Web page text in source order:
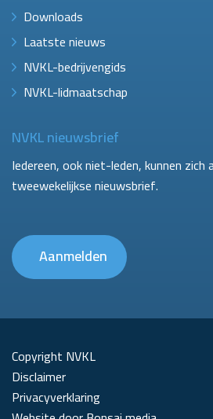
Downloads
Laatste nieuws
NVKL-bedrijvengids
NVKL-lidmaatschap
NVKL nieuwsbrief
Iedereen, ook niet-leden, kunnen zich
tweewekelijkse nieuwsbrief.
Aanmelden
Copyright NVKL
Disclaimer
Privacyverklaring